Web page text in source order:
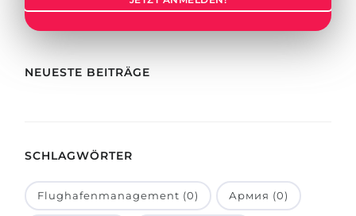
Berufe
Holland-Test
BEWERBEN FÜR FACHRICHTUNG …
BEWERBEN AUS …
NEUESTE BEITRÄGE
SCHLAGWÖRTER
Flughafenmanagement (0) Армия (0)